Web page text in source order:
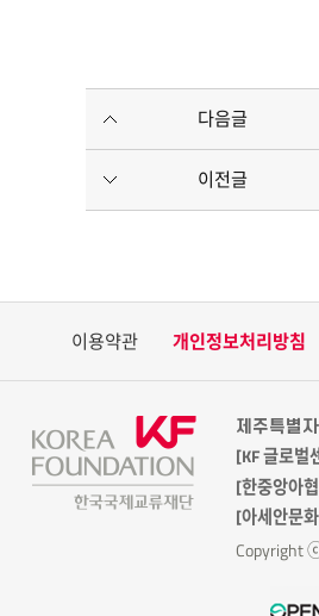
다음글
이전글
이용약관 개인정보처리방침
제주특별
[KF 글로벌
[한중앙아
[아세안문
Copyright